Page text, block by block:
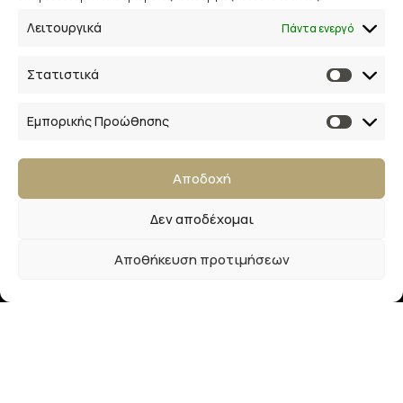
Λειτουργικά Πάντα ενεργό
Στατιστικά
Εμπορικής Προώθησης
Αποδοχή
Δεν αποδέχομαι
Αποθήκευση προτιμήσεων
41223, Λάρισα
info@lalimainas.gr
(+30) 2410 55 22 57